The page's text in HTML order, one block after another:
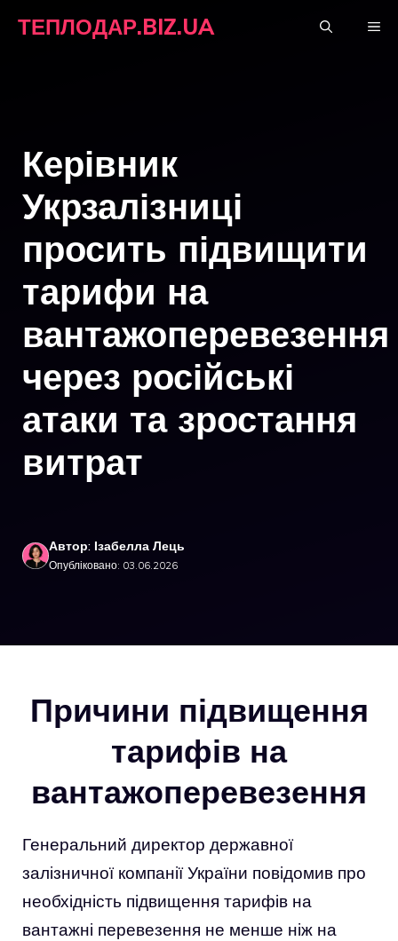
ТЕПЛОДАР.BIZ.UA
Керівник
Укрзалізниці
просить підвищити
тарифи на
вантажоперевезення
через російські
атаки та зростання
витрат
Автор: Ізабелла Лець
Опубліковано: 03.06.2026
Причини підвищення
тарифів на
вантажоперевезення
Генеральний директор державної
залізничної компанії України повідомив про
необхідність підвищення тарифів на
вантажні перевезення не менше ніж на